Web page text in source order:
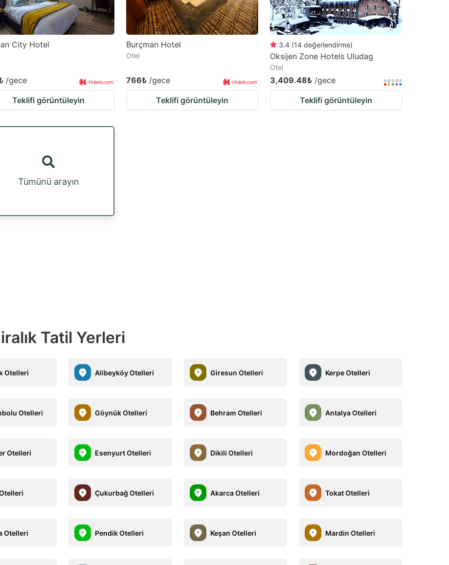
City Hotel
/gece
Teklifi görüntüleyin
Burçman Hotel
Otel
766₺ /gece
Teklifi görüntüleyin
3.4 (14 değerlendirme)
Oksijen Zone Hotels Uludag
Otel
3,409.48₺ /gece
Teklifi görüntüleyin
Tümünü arayın
Tatil Yerleri
Otelleri Alibeyköy Otelleri Giresun Otelleri Kerpe Otelleri
Otelleri Göynük Otelleri Behram Otelleri Antalya Otelleri
Otelleri Esenyurt Otelleri Dikili Otelleri Mordoğan Otelleri
Çukurbağ Otelleri Akarca Otelleri Tokat Otelleri
Otelleri Pendik Otelleri Keşan Otelleri Mardin Otelleri